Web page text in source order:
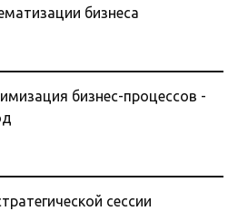
бизнеса
бизнес-процессов -
сессии